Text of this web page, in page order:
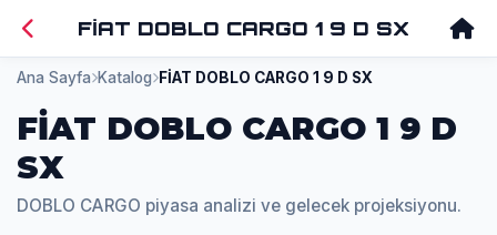
FİAT DOBLO CARGO 1 9 D SX
Ana Sayfa Katalog FİAT DOBLO CARGO 1 9 D SX
FİAT DOBLO CARGO 1 9 D
SX
DOBLO CARGO piyasa analizi ve gelecek projeksiyonu.